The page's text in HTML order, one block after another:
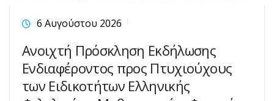
6 Αυγούστου 2026
Ανοιχτή Πρόσκληση Εκδήλωσης
Ενδιαφέροντος προς Πτυχιούχους
των Ειδικοτήτων Ελληνικής